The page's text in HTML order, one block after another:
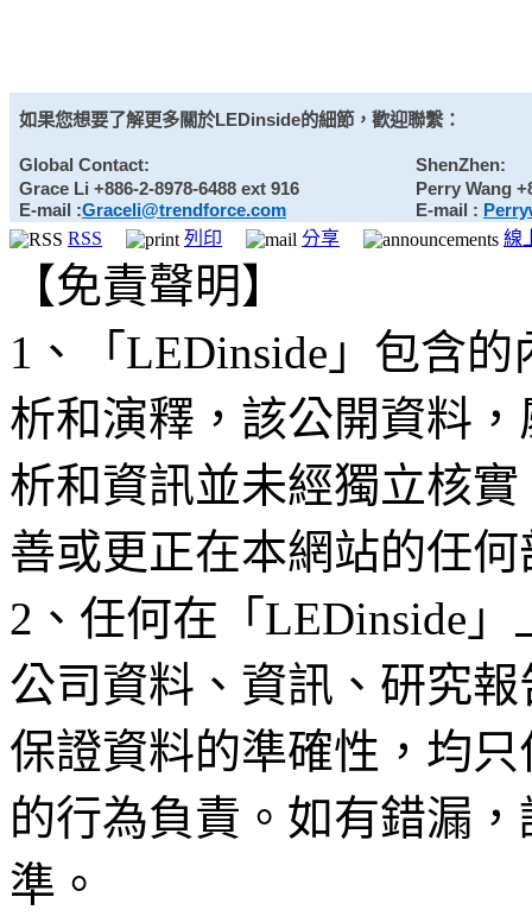
如果您想要了解更多關於LEDinside的細節，歡迎聯繫：
Global Contact:
ShenZhen:
Grace Li +886-2-8978-6488 ext 916
E-mail :Graceli@trendforce.com
Perry Wang
E-mail :
RSS
列印 分享 線
【免責聲明】
1、「LEDinside」包含
析和演釋，該公開資料
析和資訊並未經獨立核
善或更正在本網站的任
2、任何在「LEDinside
公司資料、資訊、研究
保證資料的準確性，均
的行為負責。如有錯漏
準。